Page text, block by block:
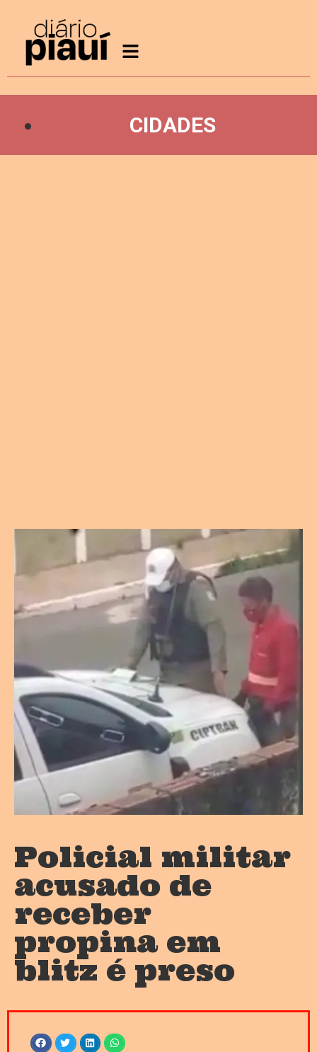
CIDADES
Policial militar
acusado de
receber
propina em
blitz é preso